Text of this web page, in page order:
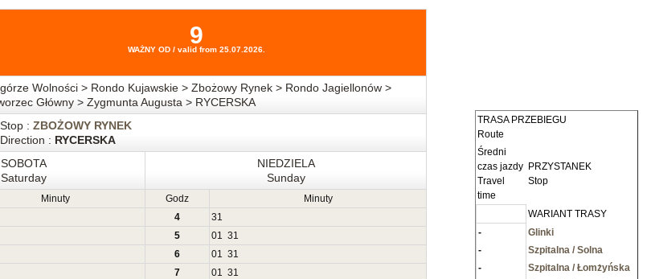
9
WAŻNY OD / valid from 25.07.2026.
Wolności > Rondo Kujawskie > Zbożowy Rynek > Rondo Jagiellonów >
Główny > Zygmunta Augusta > RYCERSKA
: ZBOŻOWY RYNEK
: RYCERSKA
SOBOTA
Saturday
NIEDZIELA
Sunday
Minuty Godz
Minuty
4
31
5 01 31
6 01 31
7 01 31
TRASA PRZEBIEGU
Route
Średni
czas jazdy
Travel
time
PRZYSTANEK
Stop
WARIANT TRASY
-
Glinki
-
Szpitalna / Solna
-
Szpitalna / Łomżyńska